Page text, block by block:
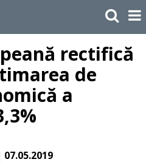
rectifică
de
a
07.05.2019